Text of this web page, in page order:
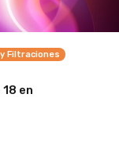
Filtraciones
en